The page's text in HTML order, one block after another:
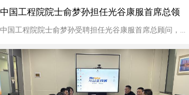
中国工程院院士俞梦孙担任光谷康服首席总领
中国工程院院士俞梦孙受聘担任光谷康服首席总顾问，以“未来医学”为主题开展学术讲座。主张凭借系统的观念来认知人的健康状况，提出从“家庭健康...